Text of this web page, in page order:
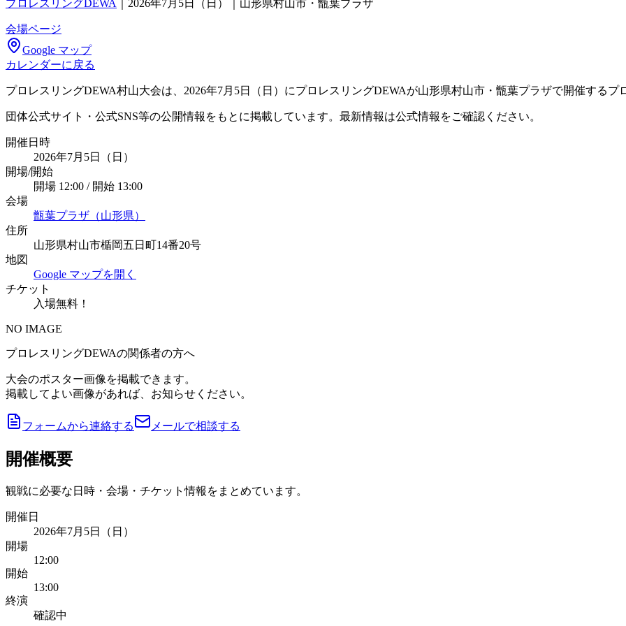
プロレスリングDEWA 2026年7月5日（日）｜山形県村山市・甑葉プラザ
会場ページ
Google マップ
カレンダーに戻る
プロレスリングDEWA村山大会は、2026年7月5日（日）にプロレスリングDEWAが山形県村山市・甑葉プラザで開催するプ
団体公式サイト・公式SNS等の公開情報をもとに掲載しています。最新情報は公式情報をご確認ください。
開催日時
2026年7月5日（日）
開場/開始
開場 12:00 / 開始 13:00
会場
甑葉プラザ（山形県）
住所
山形県村山市楯岡五日町14番20号
地図
Google マップを開く
チケット
入場無料！
NO IMAGE
プロレスリングDEWAの関係者の方へ
大会のポスター画像を掲載できます。
掲載してよい画像があれば、お知らせください。
フォームから連絡する メールで相談する
開催概要
観戦に必要な日時・会場・チケット情報をまとめています。
開催日
2026年7月5日（日）
開場
12:00
開始
13:00
終演
確認中